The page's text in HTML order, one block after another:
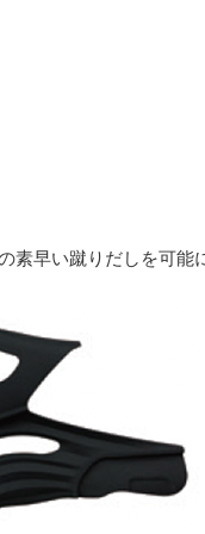
早い蹴りだしを可能